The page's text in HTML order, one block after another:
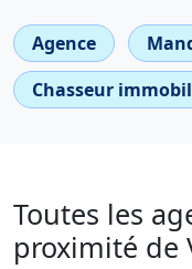
Agence
Chasseur
Toutes les
proximité de